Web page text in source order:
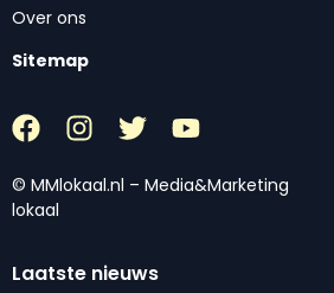
Over ons
Sitemap
© MMlokaal.nl – Media&Marketing
lokaal
Laatste nieuws